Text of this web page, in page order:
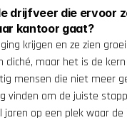
drijfveer die ervoor
kantoor gaat?
krijgen en ze zien
cliché, maar het is de
mensen die niet meer
vinden om de juiste
jaren op een plek waar de